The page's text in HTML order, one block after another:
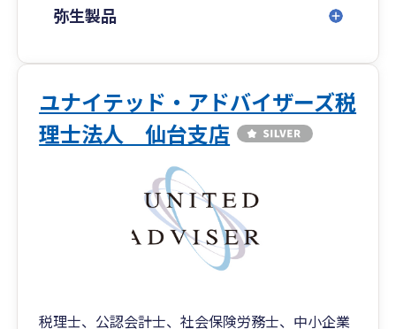
弥生製品
ユナイテッド・アドバイザーズ税
理士法人 仙台支店
税理士、公認会計士、社会保険労務士、中小企業